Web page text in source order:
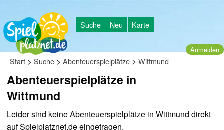
Suche Neu Karte
Anmelden
Start > Suche > Abenteuerspielplätze > Wittmund
Abenteuerspielplätze in
Wittmund
Leider sind keine Abenteuerspielplätze in Wittmund direkt
auf Spielplatznet.de eingetragen.